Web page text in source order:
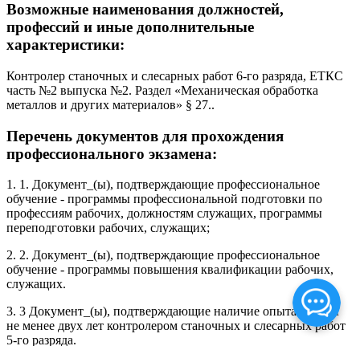
Возможные наименования должностей,
профессий и иные дополнительные
характеристики:
Контролер станочных и слесарных работ 6-го разряда, ЕТКС
часть №2 выпуска №2. Раздел «Механическая обработка
металлов и других материалов» § 27..
Перечень документов для прохождения
профессионального экзамена:
1. 1. Документ_(ы), подтверждающие профессиональное
обучение - программы профессиональной подготовки по
профессиям рабочих, должностям служащих, программы
переподготовки рабочих, служащих;
2. 2. Документ_(ы), подтверждающие профессиональное
обучение - программы повышения квалификации рабочих,
служащих.
3. 3 Документ_(ы), подтверждающие наличие опыта работы
не менее двух лет контролером станочных и слесарных работ
5-го разряда.